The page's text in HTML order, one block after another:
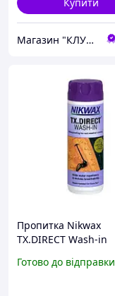
Магазин "КЛУБ МАНДРІВНИКІВ"
Пропитка Nikwax
TX.DIRECT Wash-in
Готово до відправки